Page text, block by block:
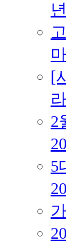
[
2
5